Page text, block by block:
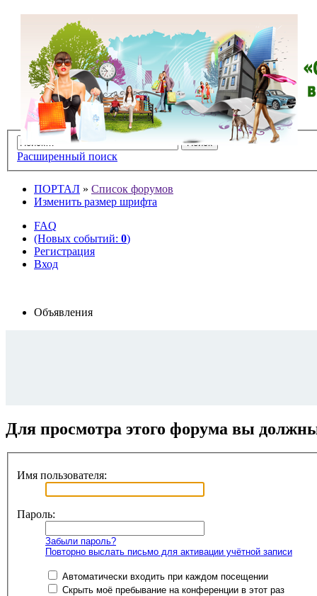
Расширенный поиск
ПОРТАЛ » Список форумов
Изменить размер шрифта
FAQ
(Новых событий: 0)
Регистрация
Вход
Объявления
Для просмотра этого форума вы
Имя пользователя:
Пароль:
Забыли пароль?
Повторно выслать письмо для активации учётной записи
Автоматически входить при каждом посещении
Скрыть моё пребывание на конференции в этот раз